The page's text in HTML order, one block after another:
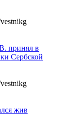
принял в
Сербской
жив